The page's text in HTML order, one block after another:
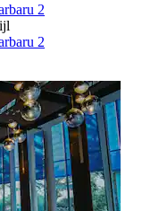
2
2